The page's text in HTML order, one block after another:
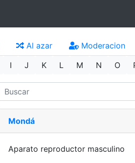
Al azar
Moderacion
I J K L M N O
Mondá
Aparato reproductor masculino